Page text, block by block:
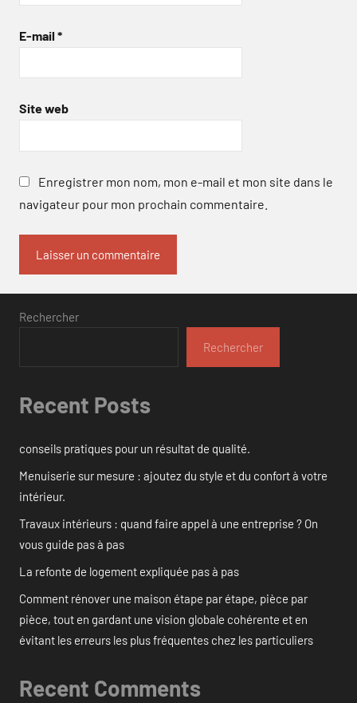
E-mail *
Site web
Enregistrer mon nom, mon e-mail et mon site dans le
navigateur pour mon prochain commentaire.
Rechercher
Rechercher
Recent Posts
conseils pratiques pour un résultat de qualité.
Menuiserie sur mesure : ajoutez du style et du confort à votre
intérieur.
Travaux intérieurs : quand faire appel à une entreprise ? On
vous guide pas à pas
La refonte de logement expliquée pas à pas
Comment rénover une maison étape par étape, pièce par
pièce, tout en gardant une vision globale cohérente et en
évitant les erreurs les plus fréquentes chez les particuliers
Recent Comments